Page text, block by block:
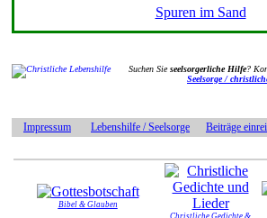
Spuren im Sand
Suchen Sieseelsorgerliche Hilfe?
Seelsorge /
Impressum Lebenshilfe / Seelsorge Beiträge
Bibel & Glauben
Christliche Gedichte &